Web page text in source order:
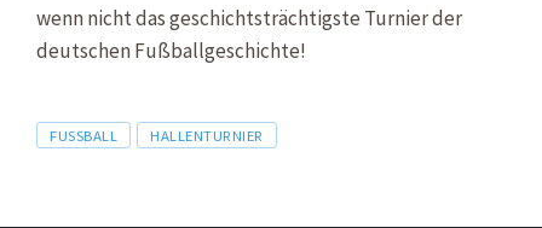
wenn nicht das geschichtsträchtigste Turnier der
deutschen Fußballgeschichte!
Tags
FUSSBALL HALLENTURNIER